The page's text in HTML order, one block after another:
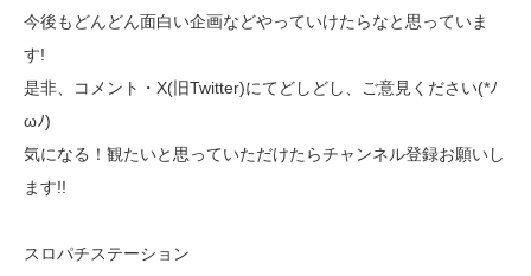
今後もどんどん面白い企画などやっていけたらなと思っていま
す!
是非、コメント・X(旧Twitter)にてどしどし、ご意見ください(*ﾉ
ωﾉ)
気になる！観たいと思っていただけたらチャンネル登録お願いし
ます!!
スロパチステーション